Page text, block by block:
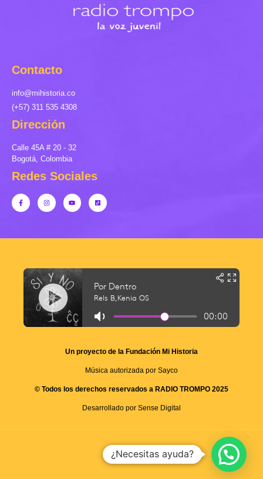
Contacto
info@mihistoria.co
(+57) 311 535 4308
Dirección
Calle 45A # 20 - 32
Bogotá, Colombia
Redes Sociales
Un proyecto de la Fundación Mi Historia
Música autorizada por Sayco
© Todos los derechos reservados a RADIO TROMPO 2025
Desarrollado por Sense Digital
¿Necesitas ayuda?